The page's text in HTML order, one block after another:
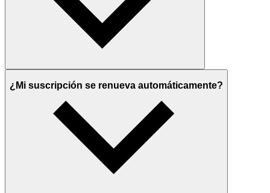
¿Mi suscripción se renueva automáticamente?